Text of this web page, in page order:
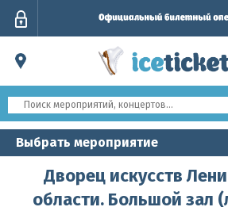
Выбрать мероприятие
Дворец искусств
области. Большой зал